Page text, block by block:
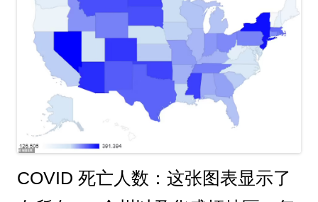
COVID 死亡人数：这张图表显示了